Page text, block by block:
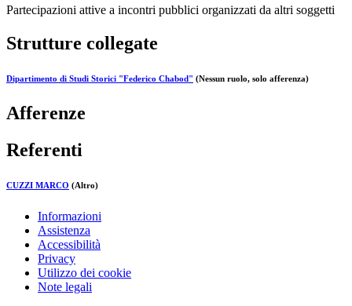
Partecipazioni attive a incontri pubblici organizzati da altri soggetti
Strutture collegate
Dipartimento di Studi Storici "Federico Chabod" (Nessun ruolo, solo afferenza)
Afferenze
Referenti
CUZZI MARCO (Altro)
Informazioni
Assistenza
Accessibilità
Privacy
Utilizzo dei cookie
Note legali